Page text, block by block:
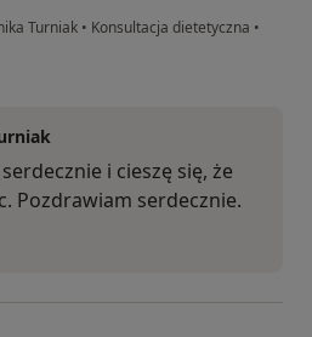
Turniak • Konsultacja dietetyczna •
i cieszę się, że
Pozdrawiam serdecznie.